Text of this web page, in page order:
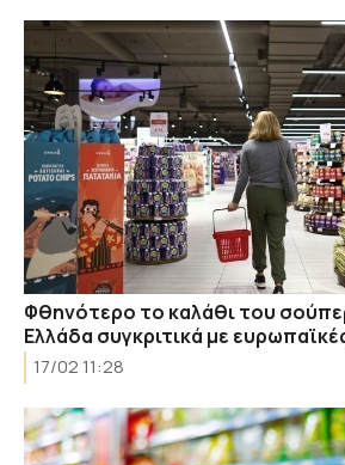
Φθηνότερο το καλάθι του
Ελλάδα συγκριτικά με
17/02 11:28